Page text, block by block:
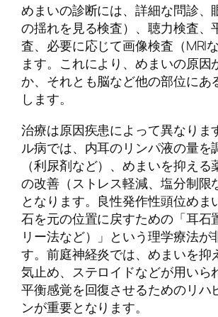
めまいの診断には、詳細な問診、
の揺れを見る検査）、聴力検査、
査、必要に応じて画像検査（MRI
ます。これにより、めまいの原因
か、それとも脳など他の部位にあ
します。
治療は原因疾患によって異なりま
ル病では、内耳のリンパ液の量を
（利尿剤など）、めまいを抑え
の改善（ストレス軽減、塩分制限
となります。良性発作性頭位めま
石を元の位置に戻すための「耳石
リー法など）」という理学療法が
す。前庭神経炎では、めまいを抑
気止め、ステロイドなどが用いら
平衡感覚を回復させるためのリハ
ンが重要となります。